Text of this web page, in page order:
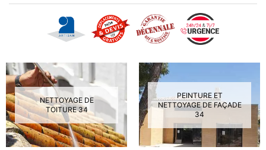
NETTOYAGE DE
TOITURE 34
PEINTURE ET
NETTOYAGE DE FAÇADE
34